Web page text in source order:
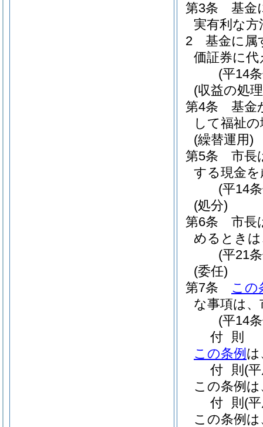
第3条
基金
実有利な
2
基金に属
価証券に
(平14
(収益の処
第4条
基金
して福祉
(繰替運用)
第5条
市長
する現金
(平14
(処分)
第6条
市長
めるとき
(平21
(委任)
第7条
この
な事項は
(平14
付 則
この条例 は
付 則 (
この条例
付 則 (
この条例